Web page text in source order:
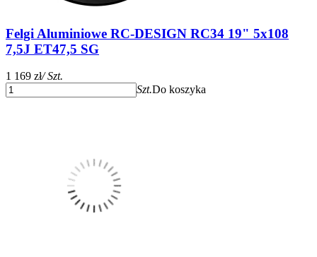
Felgi Aluminiowe RC-DESIGN RC34 19" 5x108
7,5J ET47,5 SG
1 169 zł/ Szt.
Szt.Do koszyka